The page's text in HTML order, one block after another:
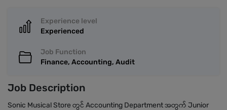
Experience level
Experienced
Job Function
Finance, Accounting, Audit
Job Description
Sonic Musical Store တွင် Accounting Department အတွက် Junior